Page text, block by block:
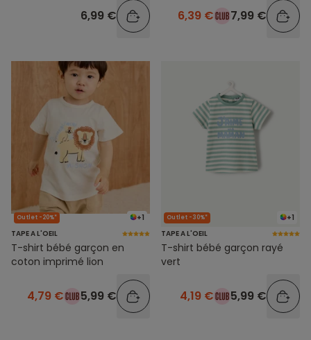
6,99 € 6,39 € 7,99 €
+1
Outlet -20%*
TAPE A L'OEIL
T-shirt bébé garçon en
coton imprimé lion
4,79 € 5,99 €
+1
Outlet -30%*
TAPE A L'OEIL
T-shirt bébé garçon rayé
vert
4,19 € 5,99 €